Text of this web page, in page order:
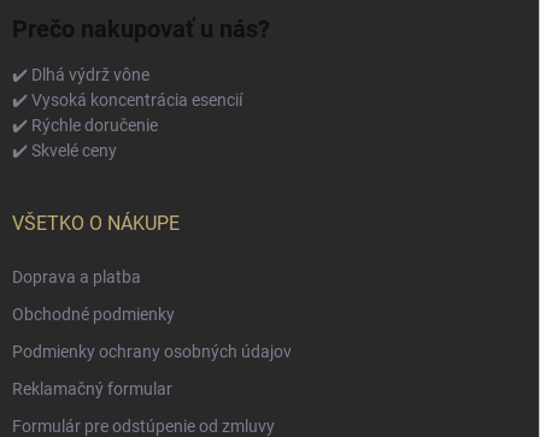
Prečo nakupovať u nás?
✔️ Dlhá výdrž vône
✔️ Vysoká koncentrácia esencií
✔️ Rýchle doručenie
✔️ Skvelé ceny
VŠETKO O NÁKUPE
Doprava a platba
Obchodné podmienky
Podmienky ochrany osobných údajov
Reklamačný formular
Formulár pre odstúpenie od zmluvy